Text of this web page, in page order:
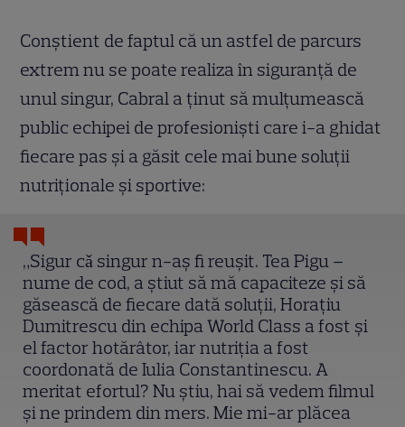
Conștient de faptul că un astfel de parcurs
extrem nu se poate realiza în siguranță de
unul singur, Cabral a ținut să mulțumească
public echipei de profesioniști care i-a ghidat
fiecare pas și a găsit cele mai bune soluții
nutriționale și sportive:
„Sigur cǎ singur n-aş fi reușit. Tea Pigu –
nume de cod, a știut să mă capaciteze și să
găsească de fiecare dată soluții, Horațiu
Dumitrescu din echipa World Class a fost și
el factor hotărâtor, iar nutriția a fost
coordonată de Iulia Constantinescu. A
meritat efortul? Nu știu, hai să vedem filmul
și ne prindem din mers. Mie mi-ar plăcea